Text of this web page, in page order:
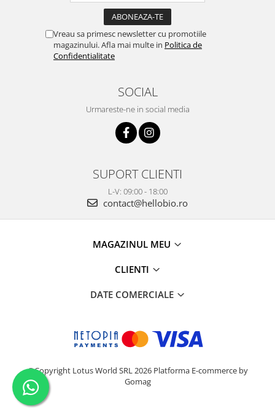
Vreau sa primesc newsletter cu promotiile
magazinului. Afla mai multe in Politica de
Confidentialitate
SOCIAL
Urmareste-ne in social media
SUPORT CLIENTI
L-V: 09:00 - 18:00
contact@hellobio.ro
MAGAZINUL MEU
CLIENTI
DATE COMERCIALE
©Copyright Lotus World SRL 2026 Platforma E-commerce by
Gomag